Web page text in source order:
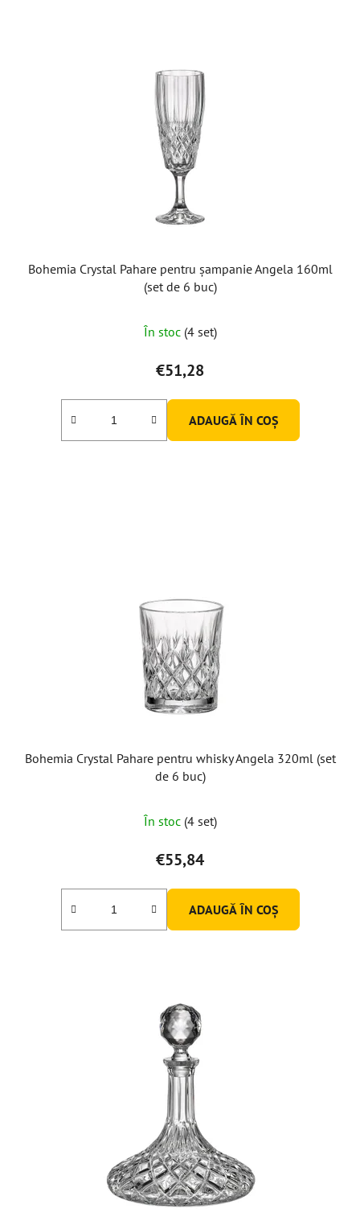
Bohemia Crystal Pahare pentru șampanie Angela 160ml
(set de 6 buc)
În stoc (4 set)
€51,28
ADAUGĂ ÎN COŞ
Bohemia Crystal Pahare pentru whisky Angela 320ml (set
de 6 buc)
În stoc (4 set)
€55,84
ADAUGĂ ÎN COŞ